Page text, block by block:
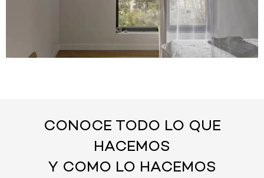
CONOCE TODO LO QUE
HACEMOS
Y COMO LO HACEMOS